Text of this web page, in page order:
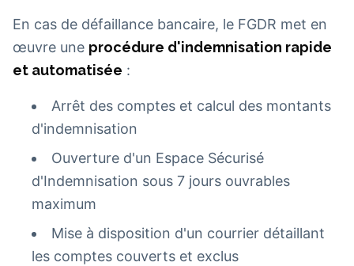
En cas de défaillance bancaire, le FGDR met en
œuvre une procédure d'indemnisation rapide
et automatisée :
Arrêt des comptes et calcul des montants
d'indemnisation
Ouverture d'un Espace Sécurisé
d'Indemnisation sous 7 jours ouvrables
maximum
Mise à disposition d'un courrier détaillant
les comptes couverts et exclus